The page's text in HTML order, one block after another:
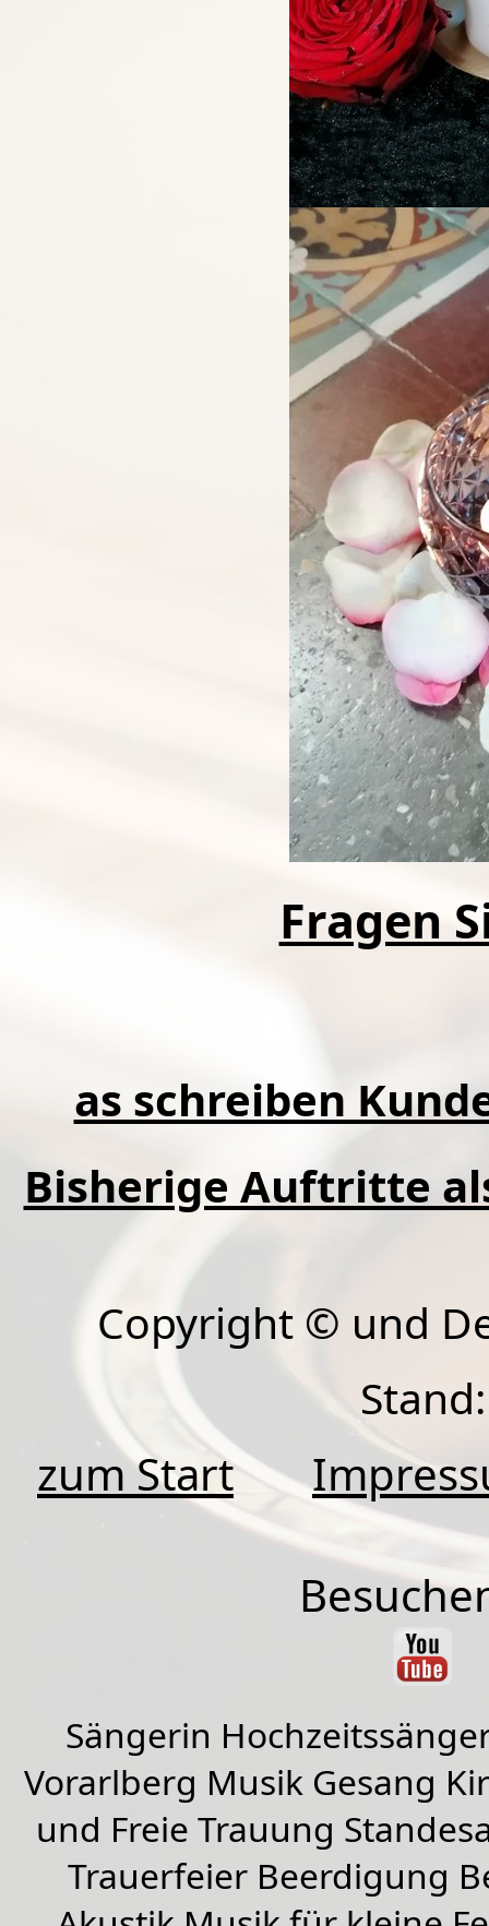
Fragen
as schreiben
Bisherige Auftritte
Copyright © und
zum Start
Sängerin
Vorarlberg Musik Gesang
und Freie Trauung
Trauerfeier Beerdigung